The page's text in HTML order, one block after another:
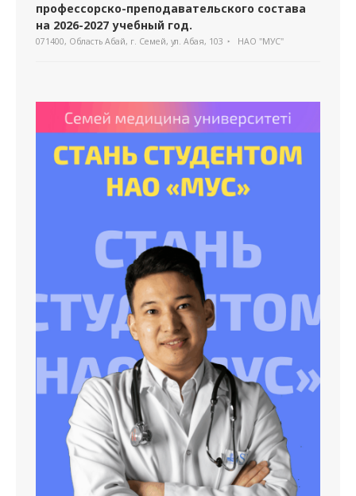
профессорско-преподавательского состава
на 2026-2027 учебный год.
071400, Область Абай, г. Семей, ул. Абая, 103 НАО "МУС"